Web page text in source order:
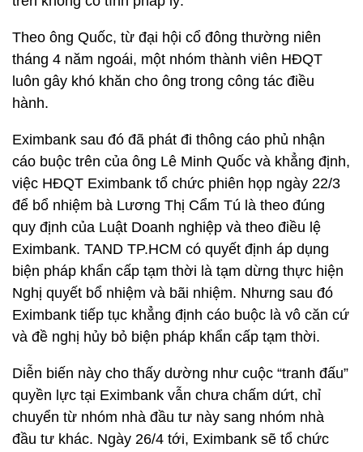
Theo ông Quốc, từ đại hội cổ đông thường niên
tháng 4 năm ngoái, một nhóm thành viên HĐQT
luôn gây khó khăn cho ông trong công tác điều
hành.
Eximbank sau đó đã phát đi thông cáo phủ nhận
cáo buộc trên của ông Lê Minh Quốc và khẳng định,
việc HĐQT Eximbank tổ chức phiên họp ngày 22/3
để bổ nhiệm bà Lương Thị Cẩm Tú là theo đúng
quy định của Luật Doanh nghiệp và theo điều lệ
Eximbank. TAND TP.HCM có quyết định áp dụng
biện pháp khẩn cấp tạm thời là tạm dừng thực hiện
Nghị quyết bổ nhiệm và bãi nhiệm. Nhưng sau đó
Eximbank tiếp tục khẳng định cáo buộc là vô căn cứ
và đề nghị hủy bỏ biện pháp khẩn cấp tạm thời.
Diễn biến này cho thấy dường như cuộc “tranh đấu”
quyền lực tại Eximbank vẫn chưa chấm dứt, chỉ
chuyển từ nhóm nhà đầu tư này sang nhóm nhà
đầu tư khác. Ngày 26/4 tới, Eximbank sẽ tổ chức